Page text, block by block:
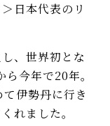
日本代表のリ
、世界初とな
今年で20年。
伊勢丹に行き
れました。